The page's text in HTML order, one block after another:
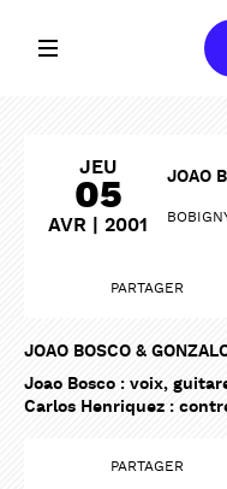
JEU
05
AVR | 2001
JOAO
PARTAGER
JOAO BOSCO &
Joao Bosco : voix,
Carlos Henriquez :
PARTAGER